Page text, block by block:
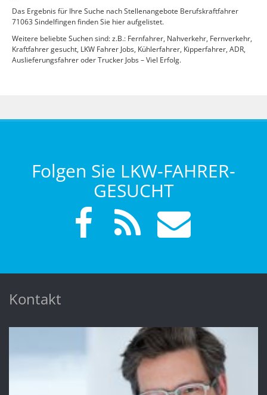
Das Ergebnis für Ihre Suche nach Stellenangebote Berufskraftfahrer
71063 Sindelfingen finden Sie hier aufgelistet.
Weitere beliebte Suchen sind: z.B.: Fernfahrer, Nahverkehr, Fernverkehr,
Kraftfahrer gesucht, LKW Fahrer Jobs, Kühlerfahrer, Kipperfahrer, ADR,
Auslieferungsfahrer oder Trucker Jobs – Viel Erfolg.
Folgen Sie LKW-FAHRER-
GESUCHT
Kontakt